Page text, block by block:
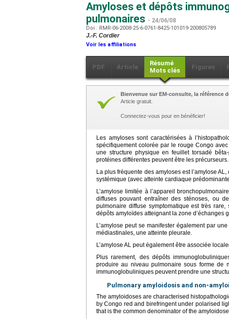
Amyloses et dépôts
pulmonaires - 24/06/08
Doi : RMR-06-2008-25-6-0761-8425-101019-200805789
J.-F. Cordier
Voir les affiliations
PDF Article
Résumé
Mots clés
Figures
Bienvenue sur EM-consulte, la référence
Article gratuit.
Connectez-vous pour en bénéficier!
Les amyloses sont caractérisées à
spécifiquement colorée par le rouge Congo
une structure physique en feuillet torsadé
protéines différentes peuvent être les précurseurs.
La plus fréquente des amyloses est l’amylose
systémique (avec atteinte cardiaque
L’amylose limitée à l’appareil
diffuses pouvant entraîner des sténoses, ou
pulmonaire diffuse symptomatique est très
dépôts amyloïdes atteignant la zone d’échanges
L’amylose peut se manifester également par
médiastinales, une atteinte pleurale.
L’amylose AL peut également être associée
Plus rarement, des dépôts
produire au niveau pulmonaire sous forme de
immunoglobuliniques peuvent prendre une
Pulmonary amyloidosis and non-
The amyloidoses are characterised
by Congo red and birefringent under polarised
that is the common denominator of the